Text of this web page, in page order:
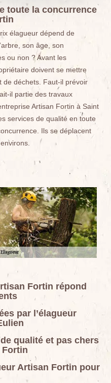
toute la concurrence
élagueur dépend de
son âge, son
ou non ? Avant les
doivent se mettre
de déchets. Faut-il prévoir
il partie des travaux
Artisan Fortin à Saint
services de qualité en toute
Ils se déplacent
Fortin répond
par l’élagueur
qualité et pas chers
Fortin
Artisan Fortin pour